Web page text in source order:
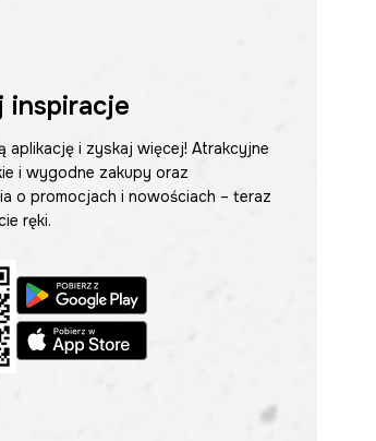
inspiracje
aplikację i zyskaj więcej! Atrakcyjne
i wygodne zakupy oraz
o promocjach i nowościach – teraz
ręki.